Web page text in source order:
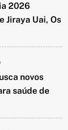
2026
Jiraya Uai, Os
novos
saúde de